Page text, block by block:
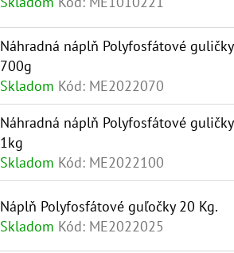
Náhradná náplň Polyfosfátové guličky
700g
Skladom Kód: ME2022070
Náhradná náplň Polyfosfátové guličky
1kg
Skladom Kód: ME2022100
Náplň Polyfosfátové guľočky 20 Kg.
Skladom Kód: ME2022025